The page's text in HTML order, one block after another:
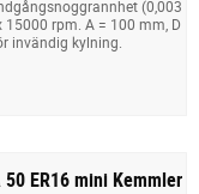
(0,003
15000 rpm. A = 100 mm, D
invändig kylning.
ER16 mini Kemmler